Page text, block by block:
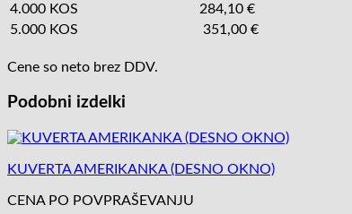
4.000 KOS
284,10 €
5.000 KOS
351,00 €
Cene so neto brez DDV.
Podobni izdelki
KUVERTA AMERIKANKA (DESNO OKNO)
CENA PO POVPRAŠEVANJU